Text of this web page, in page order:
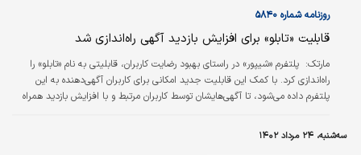
روزنامه شماره ۵۸۴۰
قابلیت «تابلو» برای افزایش بازدید آگهی راه‌‌‌اندازی شد
مارتک: ‌‌‌ پلتفرم «شیپور» در راستای بهبود رضایت کاربران، قابلیتی به نام «تابلو» را
راه‌‌‌اندازی کرد. با کمک این قابلیت جدید امکانی برای کاربران آگهی‌‌‌دهنده به این
پلتفرم داده می‌شود، تا آگهی‌‌‌هایشان توسط کاربران مرتبط و با افزایش بازدید همراه
تابلو بعد از ماه‌‌‌ها تست و رفع مشکل، از حدود دو هفته پیش رسما در اختیار
کاربران این پلتفرم قرار گرفته است.
سه‌شنبه، ۲۴ مرداد ۱۴۰۲